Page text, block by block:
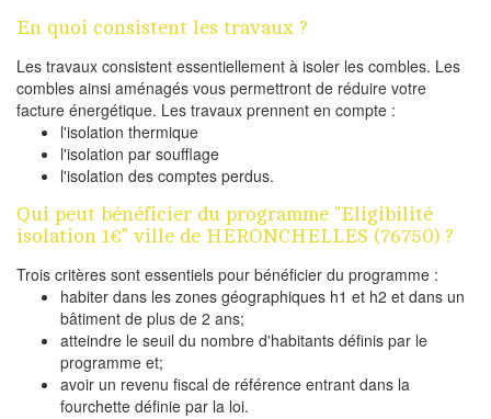
En quoi consistent les travaux ?
Les travaux consistent essentiellement à isoler les combles. Les
combles ainsi aménagés vous permettront de réduire votre
facture énergétique. Les travaux prennent en compte :
l'isolation thermique
l'isolation par soufflage
l'isolation des comptes perdus.
Qui peut bénéficier du programme "Eligibilité
isolation 1€" ville de HERONCHELLES (76750) ?
Trois critères sont essentiels pour bénéficier du programme :
habiter dans les zones géographiques h1 et h2 et dans un
bâtiment de plus de 2 ans;
atteindre le seuil du nombre d'habitants définis par le
programme et;
avoir un revenu fiscal de référence entrant dans la
fourchette définie par la loi.